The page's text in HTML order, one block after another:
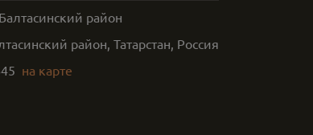
район
район, Татарстан, Россия
на карте